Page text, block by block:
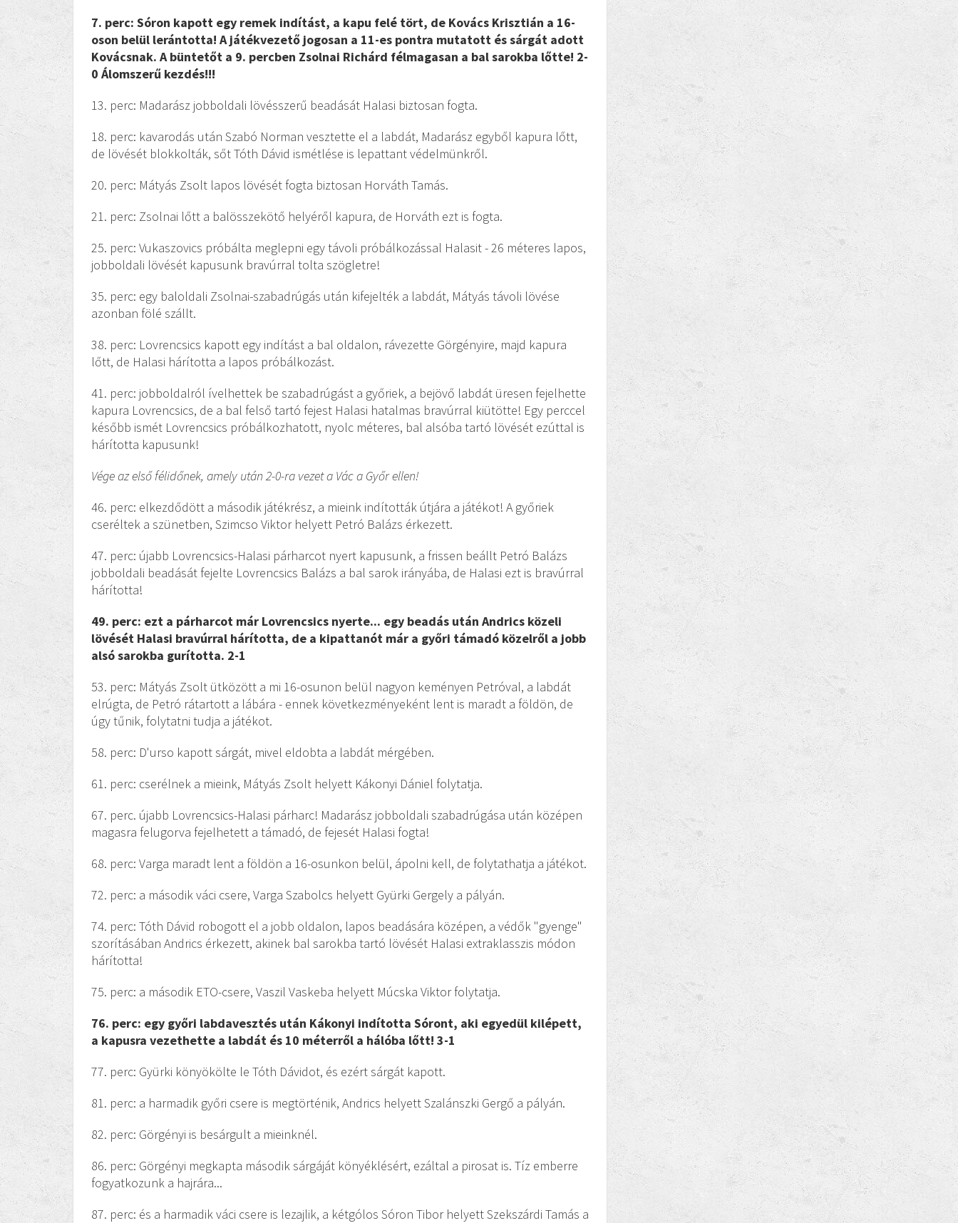
7. perc: Sóron kapott egy remek indítást, a kapu felé tört, de Kovács Krisztián a 16-
oson belül lerántotta! A játékvezető jogosan a 11-es pontra mutatott és sárgát adott
Kovácsnak. A büntetőt a 9. percben Zsolnai Richárd félmagasan a bal sarokba lőtte! 2-
0 Álomszerű kezdés!!!
13. perc: Madarász jobboldali lövésszerű beadását Halasi biztosan fogta.
18. perc: kavarodás után Szabó Norman vesztette el a labdát, Madarász egyből kapura lőtt,
de lövését blokkolták, sőt Tóth Dávid ismétlése is lepattant védelmünkről.
20. perc: Mátyás Zsolt lapos lövését fogta biztosan Horváth Tamás.
21. perc: Zsolnai lőtt a balösszekötő helyéről kapura, de Horváth ezt is fogta.
25. perc: Vukaszovics próbálta meglepni egy távoli próbálkozással Halasit - 26 méteres lapos,
jobboldali lövését kapusunk bravúrral tolta szögletre!
35. perc: egy baloldali Zsolnai-szabadrúgás után kifejelték a labdát, Mátyás távoli lövése
azonban fölé szállt.
38. perc: Lovrencsics kapott egy indítást a bal oldalon, rávezette Görgényire, majd kapura
lőtt, de Halasi hárította a lapos próbálkozást.
41. perc: jobboldalról ívelhettek be szabadrúgást a győriek, a bejövő labdát üresen fejelhette
kapura Lovrencsics, de a bal felső tartó fejest Halasi hatalmas bravúrral kiütötte! Egy perccel
később ismét Lovrencsics próbálkozhatott, nyolc méteres, bal alsóba tartó lövését ezúttal is
hárította kapusunk!
Vége az első félidőnek, amely után 2-0-ra vezet a Vác a Győr ellen!
46. perc: elkezdődött a második játékrész, a mieink indították útjára a játékot! A győriek
cseréltek a szünetben, Szimcso Viktor helyett Petró Balázs érkezett.
47. perc: újabb Lovrencsics-Halasi párharcot nyert kapusunk, a frissen beállt Petró Balázs
jobboldali beadását fejelte Lovrencsics Balázs a bal sarok irányába, de Halasi ezt is bravúrral
hárította!
49. perc: ezt a párharcot már Lovrencsics nyerte... egy beadás után Andrics közeli
lövését Halasi bravúrral hárította, de a kipattanót már a győri támadó közelről a jobb
alsó sarokba gurította. 2-1
53. perc: Mátyás Zsolt ütközött a mi 16-osunon belül nagyon keményen Petróval, a labdát
elrúgta, de Petró rátartott a lábára - ennek következményeként lent is maradt a földön, de
úgy tűnik, folytatni tudja a játékot.
58. perc: D'urso kapott sárgát, mivel eldobta a labdát mérgében.
61. perc: cserélnek a mieink, Mátyás Zsolt helyett Kákonyi Dániel folytatja.
67. perc. újabb Lovrencsics-Halasi párharc! Madarász jobboldali szabadrúgása után középen
magasra felugorva fejelhetett a támadó, de fejesét Halasi fogta!
68. perc: Varga maradt lent a földön a 16-osunkon belül, ápolni kell, de folytathatja a játékot.
72. perc: a második váci csere, Varga Szabolcs helyett Gyürki Gergely a pályán.
74. perc: Tóth Dávid robogott el a jobb oldalon, lapos beadására középen, a védők "gyenge"
szorításában Andrics érkezett, akinek bal sarokba tartó lövését Halasi extraklasszis módon
hárította!
75. perc: a második ETO-csere, Vaszil Vaskeba helyett Múcska Viktor folytatja.
76. perc: egy győri labdavesztés után Kákonyi indította Sóront, aki egyedül kilépett,
a kapusra vezethette a labdát és 10 méterről a hálóba lőtt! 3-1
77. perc: Gyürki könyökölte le Tóth Dávidot, és ezért sárgát kapott.
81. perc: a harmadik győri csere is megtörténik, Andrics helyett Szalánszki Gergő a pályán.
82. perc: Görgényi is besárgult a mieinknél.
86. perc: Görgényi megkapta második sárgáját könyéklésért, ezáltal a pirosat is. Tíz emberre
fogyatkozunk a hajrára...
87. perc: és a harmadik váci csere is lezajlik, a kétgólos Sóron Tibor helyett Szekszárdi Tamás a